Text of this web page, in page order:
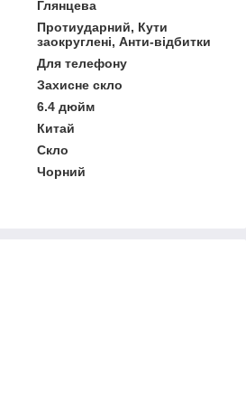
Глянцева
Протиударний, Кути
заокруглені, Анти-відбитки
Для телефону
Захисне скло
6.4 дюйм
Китай
Скло
Чорний